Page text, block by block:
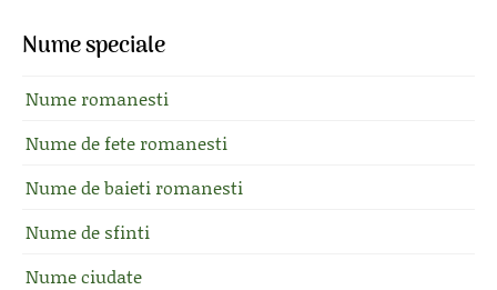
Nume speciale
Nume romanesti
Nume de fete romanesti
Nume de baieti romanesti
Nume de sfinti
Nume ciudate